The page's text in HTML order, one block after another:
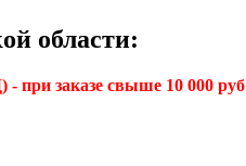
области:
при заказе свыше 10 000 руб